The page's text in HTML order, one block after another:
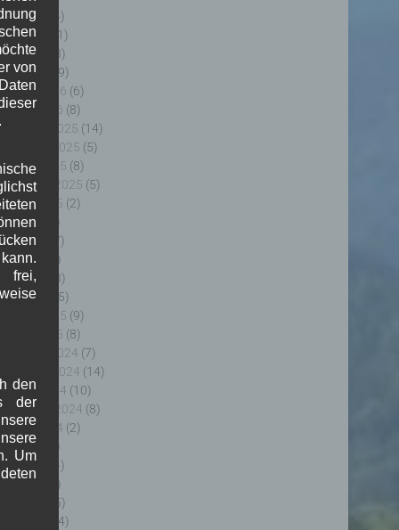
2026
(4)
2026
(11)
2026
(8)
2026
(9)
Februar 2026 (6)
2026 (8)
2025 (14)
November 2025 (5)
2025 (8)
2025 (5)
2025 (2)
2025
(9)
2025
(7)
2025
(3)
2025
(8)
2025
(5)
Februar 2025 (9)
Januar 2025 (8)
Dezember 2024 (7)
November 2024 (14)
2024 (10)
2024 (8)
2024 (2)
2024
(9)
2024
(4)
(4)
(5)
(4)
von
frei,
den
der
Um